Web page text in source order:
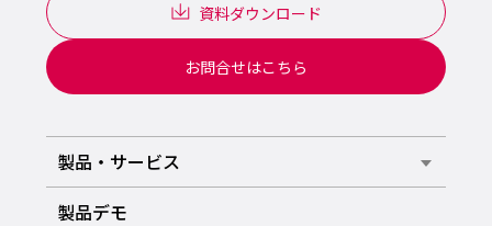
資料ダウンロード
お問合せはこちら
製品・サービス
製品デモ